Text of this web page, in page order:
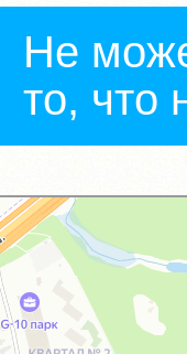
Не
то, что
в Москве